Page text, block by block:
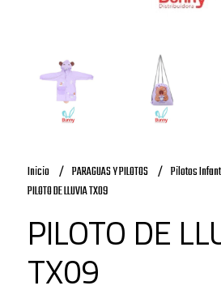
Inicio PARAGUAS Y PILOTOS
Pilotos
PILOTO DE LLUVIA TX09
PILOTO DE
TX09